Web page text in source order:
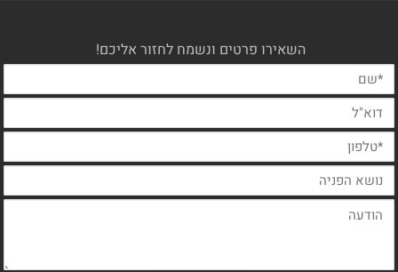
השאירו פרטים ונשמח לחזור אליכם!